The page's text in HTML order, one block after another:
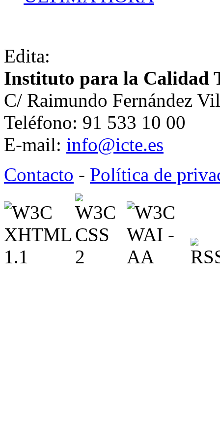
Edita:
Instituto para la Calidad
C/ Raimundo Fernández
Teléfono: 91 533 10 00
E-mail: info@icte.es
Contacto - Política de